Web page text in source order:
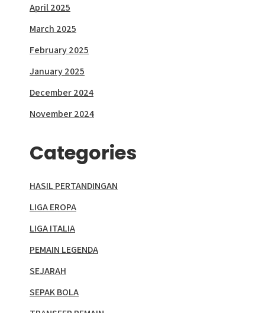
April 2025
March 2025
February 2025
January 2025
December 2024
November 2024
Categories
HASIL PERTANDINGAN
LIGA EROPA
LIGA ITALIA
PEMAIN LEGENDA
SEJARAH
SEPAK BOLA